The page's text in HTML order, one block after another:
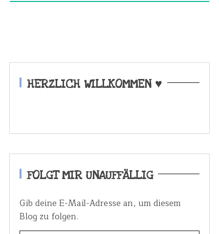
HERZLICH WILLKOMMEN ♥
FOLGT MIR UNAUFFÄLLIG
Gib deine E-Mail-Adresse an, um diesem
Blog zu folgen.